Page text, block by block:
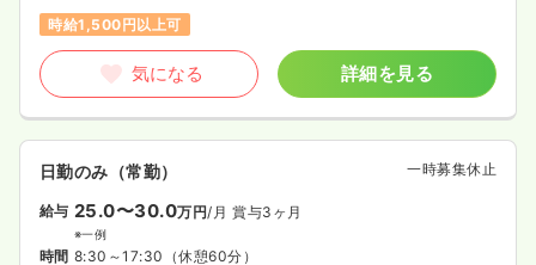
時給1,500円以上可
気になる 詳細を見る
日勤のみ（常勤） 一時募集休止
給与 25.0〜30.0万円/月 賞与3ヶ月
※一例
時間 8:30～17:30 （休憩60分）